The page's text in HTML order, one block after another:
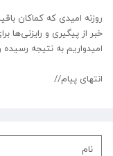
روزنه امیدی که کماکان
خبر از پیگیری و رایزنی‌ها
امیدواریم به نتیجه
انتهای پیام//